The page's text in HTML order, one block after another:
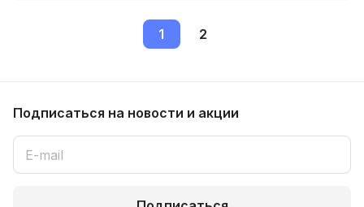
1 2
Подписаться на новости и акции